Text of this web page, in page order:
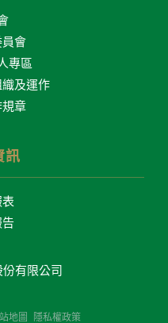
會
專區
及運作
章
訊
告
地圖 隱私權政策